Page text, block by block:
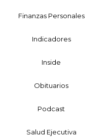
Finanzas Personales
Indicadores
Inside
Obituarios
Podcast
Salud Ejecutiva